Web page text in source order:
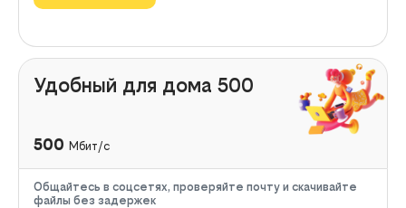
Удобный для дома 500
500 Мбит/с
Общайтесь в соцсетях, проверяйте почту и скачивайте
файлы без задержек